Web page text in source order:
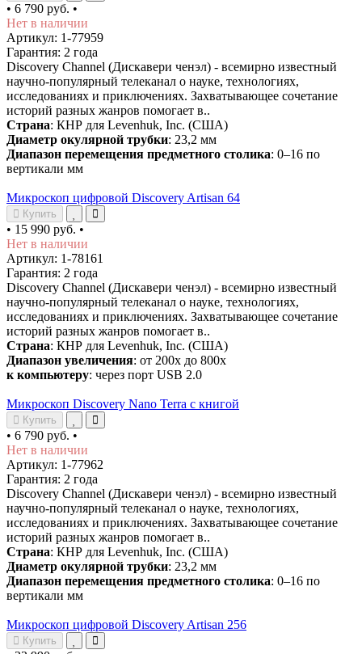
• 6 790 руб. •
Нет в наличии
Артикул: 1-77959
Гарантия: 2 года
Discovery Channel (Дискавери ченэл) - всемирно известный
научно-популярный телеканал о науке, технологиях,
исследованиях и приключениях. Захватывающее сочетание
историй разных жанров помогает в..
Страна: КНР для Levenhuk, Inc. (США)
Диаметр окулярной трубки: 23,2 мм
Диапазон перемещения предметного столика: 0–16 по
вертикали мм
Микроскоп цифровой Discovery Artisan 64
Купить
• 15 990 руб. •
Нет в наличии
Артикул: 1-78161
Гарантия: 2 года
Discovery Channel (Дискавери ченэл) - всемирно известный
научно-популярный телеканал о науке, технологиях,
исследованиях и приключениях. Захватывающее сочетание
историй разных жанров помогает в..
Страна: КНР для Levenhuk, Inc. (США)
Диапазон увеличения: от 200х до 800х
к компьютеру: через порт USB 2.0
Микроскоп Discovery Nano Terra с книгой
Купить
• 6 790 руб. •
Нет в наличии
Артикул: 1-77962
Гарантия: 2 года
Discovery Channel (Дискавери ченэл) - всемирно известный
научно-популярный телеканал о науке, технологиях,
исследованиях и приключениях. Захватывающее сочетание
историй разных жанров помогает в..
Страна: КНР для Levenhuk, Inc. (США)
Диаметр окулярной трубки: 23,2 мм
Диапазон перемещения предметного столика: 0–16 по
вертикали мм
Микроскоп цифровой Discovery Artisan 256
Купить